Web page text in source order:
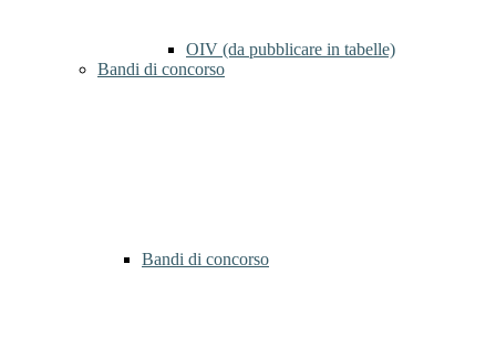
OIV (da pubblicare in tabelle)
Bandi di concorso
Bandi di concorso